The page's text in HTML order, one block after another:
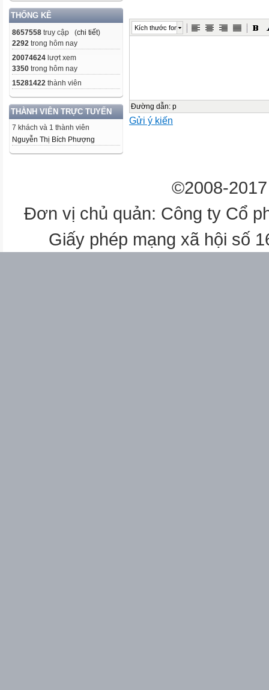
THỐNG KÊ
8657558 truy cập (chi tiết)
2292 trong hôm nay
20074624 lượt xem
3350 trong hôm nay
15281422 thành viên
THÀNH VIÊN TRỰC TUYẾN
7 khách và 1 thành viên
Nguyễn Thị Bích Phượng
Kích thước font
Đường dẫn: p
Gửi ý kiến
©2008-
Đơn vị chủ quản: Công ty Cổ
Giấy phép mạng xã hội số